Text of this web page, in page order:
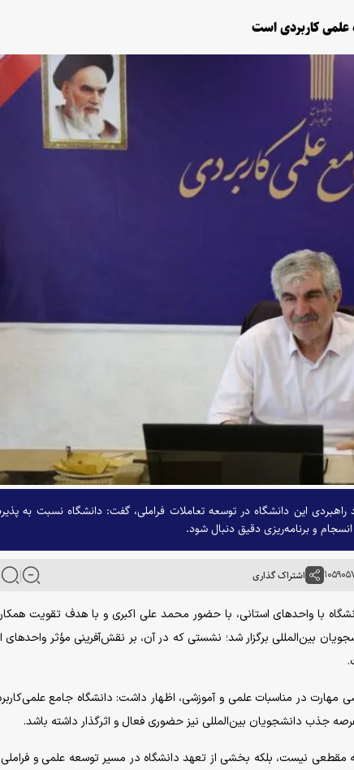
علمی کاربردی است
راهبردی این دانشگاه در توسعه تعاملات فراملی، گفت: دانشگاه نسبت به
و برنامه‌ریزی دقیق دنبال شود.
اشتراک گذاری
با واحدهای استانی، با حضور محمد علی اکبری و با هدف تقویت
بین‌المللی برگزار شد؛ نشستی که در آن، بر نقش‌آفرینی مؤثر واحدهای
مهارت در مناسبات علمی و آموزشی، اظهار داشت: دانشگاه جامع
جذب دانشجویان بین‌المللی نیز حضوری فعال و اثرگذار داشته باشد.
مقطعی نیست، بلکه بخشی از تعهد دانشگاه در مسیر توسعه علمی و